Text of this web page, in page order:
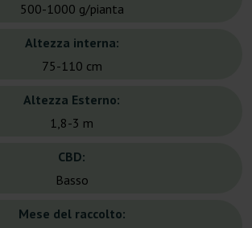
500-1000 g/pianta
Altezza interna:
75-110 cm
Altezza Esterno:
1,8-3 m
CBD:
Basso
Mese del raccolto: